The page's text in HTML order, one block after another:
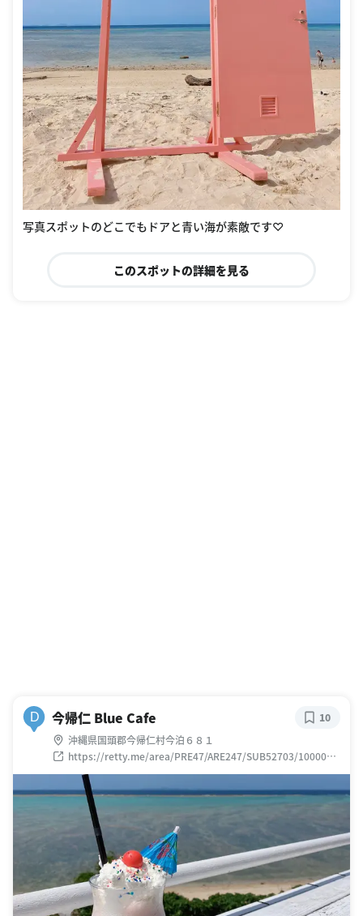
写真スポットのどこでもドアと青い海が素敵です♡
このスポットの詳細を見る
D 今帰仁 Blue Cafe
沖縄県国頭郡今帰仁村今泊６８１
https://retty.me/area/PRE47/ARE247/SUB52703/1000014
81458/
10